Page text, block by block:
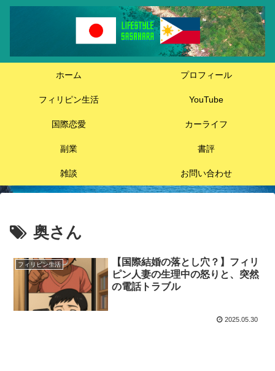
ホーム プロフィール
フィリピン生活 YouTube
国際恋愛 カーライフ
副業 書評
雑談 お問い合わせ
奥さん
フィリピン生活
【国際結婚の落とし穴？】フィリ
ピン人妻の生理中の怒りと、突然
の電話トラブル
2025.05.30